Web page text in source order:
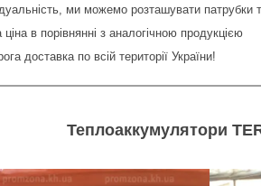
ми можемо розташувати патрубки
в порівнянні з аналогічною продукцією
доставка по всій території України!
Теплоаккумулятори